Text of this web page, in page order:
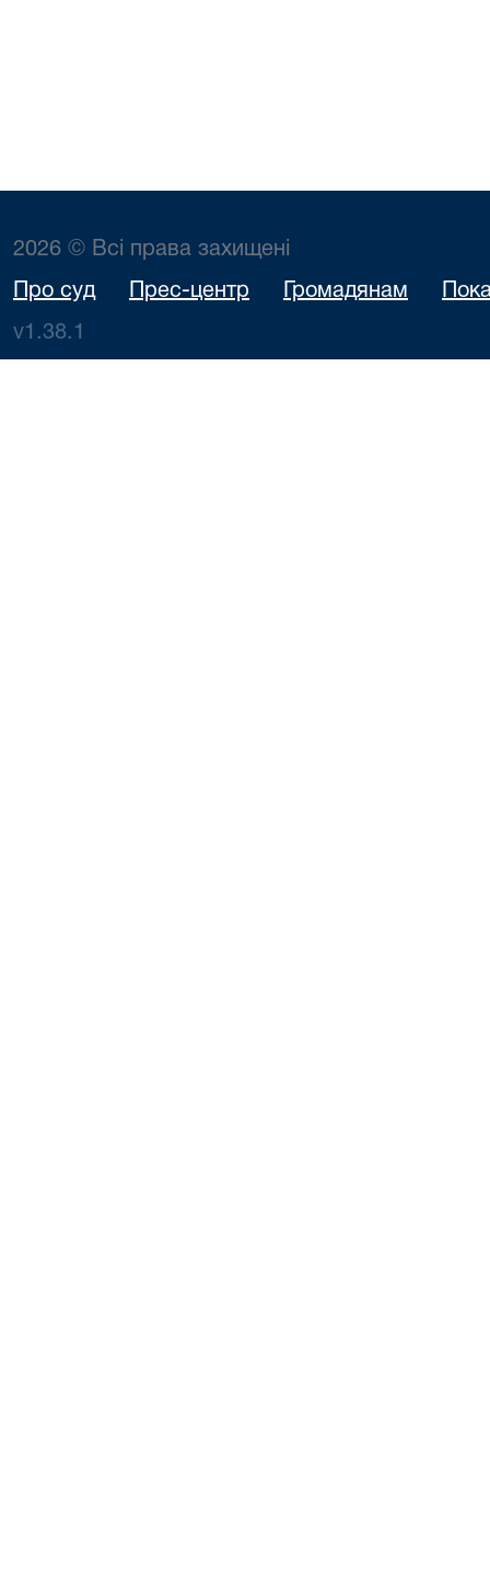
2026 © Всі права захищені
Про суд Прес-центр Громадянам
v1.38.1